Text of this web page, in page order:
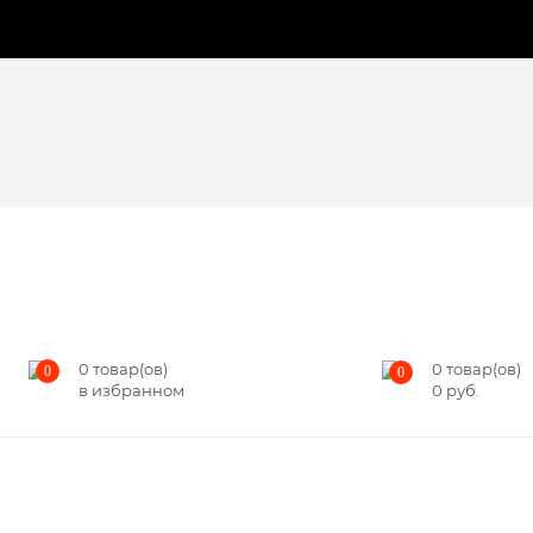
0 0 товар(ов)
в избранном
0 0 товар(ов)
0 руб.